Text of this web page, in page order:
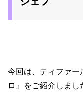
今回は、ティファー
ロ』をご紹介しまし